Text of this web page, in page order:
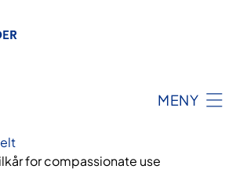
MENY
for compassionate use